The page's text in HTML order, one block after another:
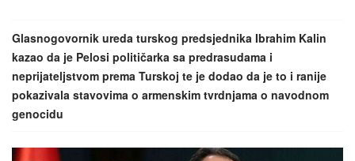
a
t
n
Glasnogovornik ureda turskog predsjednika Ibrahim Kalin
kazao da je Pelosi političarka sa predrasudama i
neprijateljstvom prema Turskoj te je dodao da je to i ranije
pokazivala stavovima o armenskim tvrdnjama o navodnom
genocidu